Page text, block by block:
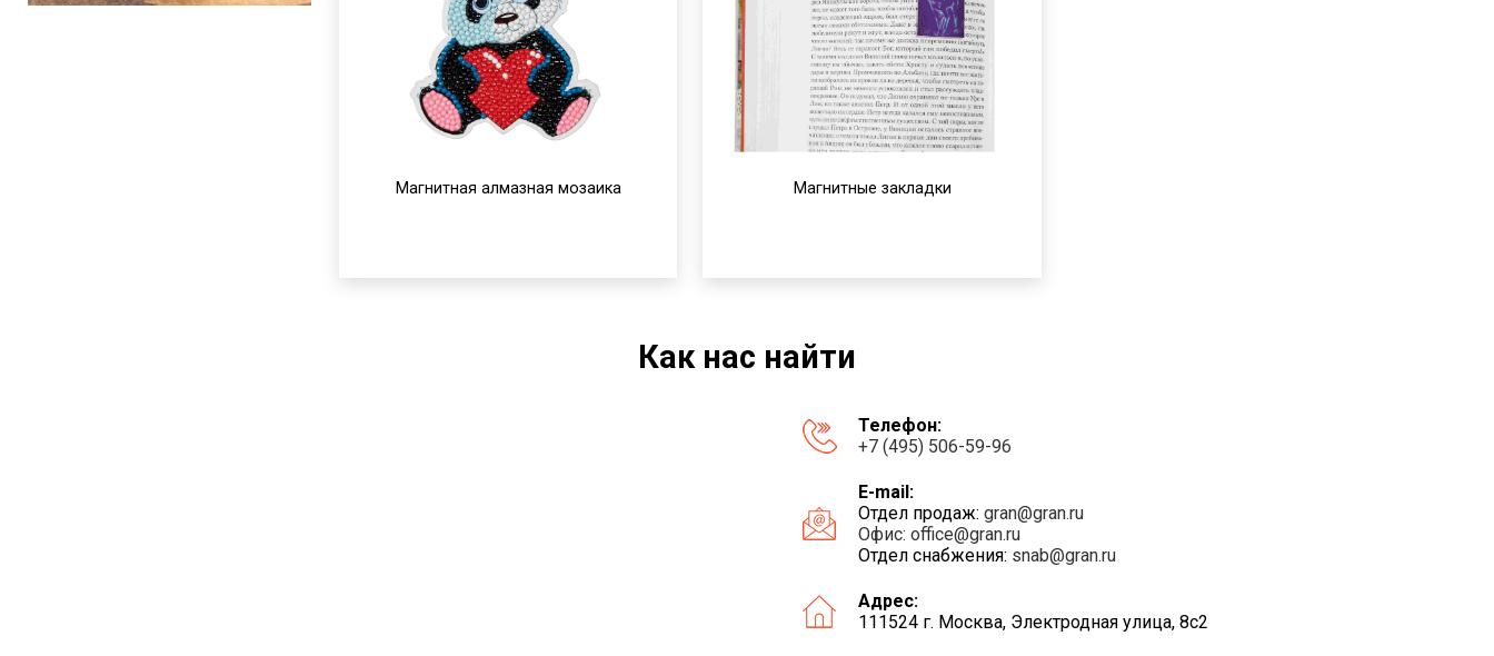
Магнитная алмазная мозаика Магнитные закладки
Как нас найти
Телефон:
+7 (495) 506-59-96
E-mail:
Отдел продаж: gran@gran.ru
Офис: office@gran.ru
Отдел снабжения: snab@gran.ru
Адрес:
111524 г. Москва, Электродная улица, 8с2